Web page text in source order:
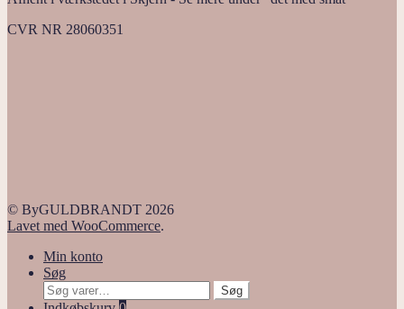
CVR NR 28060351
© ByGULDBRANDT 2026
Lavet med WooCommerce.
Min konto
Søg
Søg
efter:
Søg